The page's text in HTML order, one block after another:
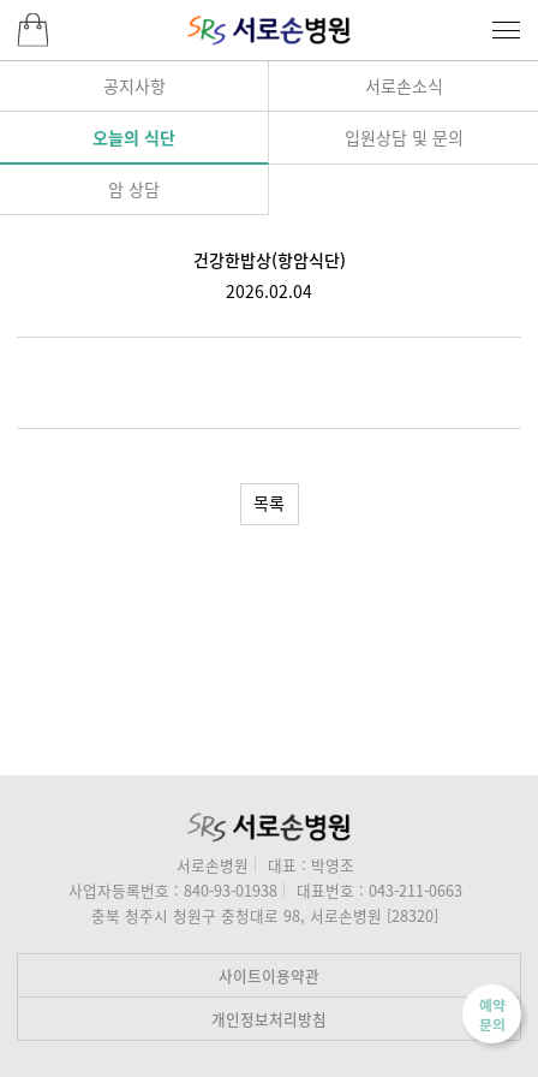
공지사항 서로손소식
오늘의 식단 입원상담 및 문의
암 상담
건강한밥상(항암식단)
2026.02.04
목록
예약
문의
서로손병원
대표 : 박영조
사업자등록번호 : 840-93-01938
대표번호 : 043-211-0663
충북 청주시 청원구 충청대로 98, 서로손병원 [28320]
사이트이용약관
개인정보처리방침